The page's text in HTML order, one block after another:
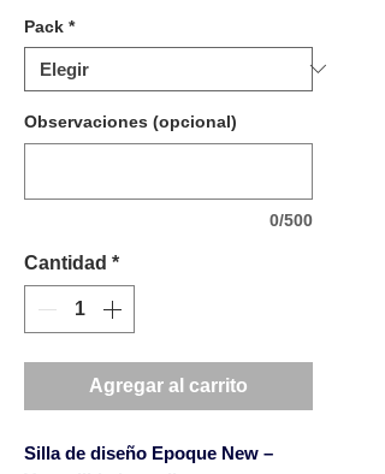
Pack *
Observaciones (opcional)
0/500
Cantidad *
Agregar al carrito
Silla de diseño Epoque New –